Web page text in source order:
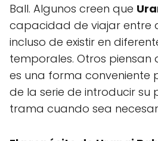
Ball. Algunos creen que
capacidad de viajar entre
incluso de existir en
temporales. Otros piensan
es una forma conveniente
de la serie de introducir su
trama cuando sea